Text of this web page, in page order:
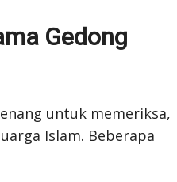
Gedong
untuk memeriksa,
Islam. Beberapa